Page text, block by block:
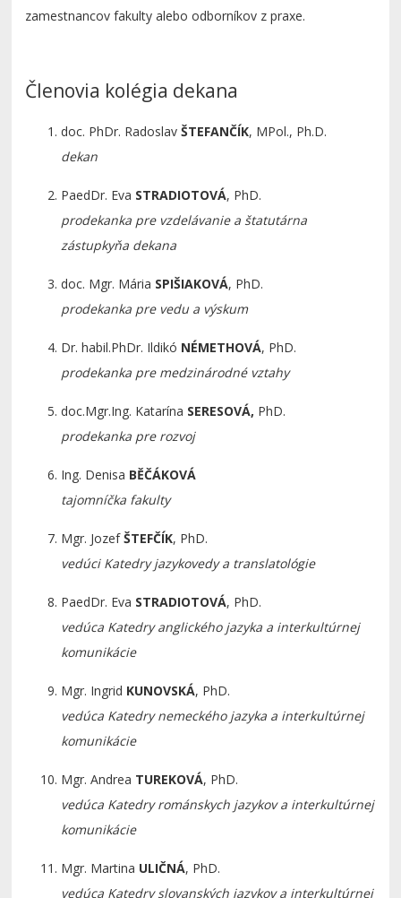
zamestnancov fakulty alebo odborníkov z praxe.
Členovia kolégia dekana
doc. PhDr. RadoslavŠTEFANČÍK, MPol., Ph.D.
dekan
PaedDr. Eva STRADIOTOVÁ, PhD.
prodekanka pre vzdelávanie a štatutárna
zástupkyňa dekana
doc. Mgr. Mária SPIŠIAKOVÁ, PhD.
prodekanka pre vedu a výskum
Dr. habil.PhDr. Ildikó NÉMETHOVÁ, PhD.
prodekanka pre medzinárodné vztahy
doc.Mgr.Ing. Katarína SERESOVÁ, PhD.
prodekanka pre rozvoj
Ing. Denisa BĚČÁKOVÁ
tajomníčka fakulty
Mgr. JozefŠTEFČÍK, PhD.
vedúci Katedry jazykovedy a translatológie
PaedDr. Eva STRADIOTOVÁ, PhD.
vedúca Katedry anglického jazyka a interkultúrnej
komunikácie
Mgr. Ingrid KUNOVSKÁ, PhD.
vedúca Katedry nemeckého jazyka a interkultúrnej
komunikácie
Mgr. Andrea TUREKOVÁ, PhD.
vedúca Katedry románskych jazykova interkultúrnej
komunikácie
Mgr. Martina ULIČNÁ, PhD.
vedúca Katedry slovanských jazykova interkultúrnej